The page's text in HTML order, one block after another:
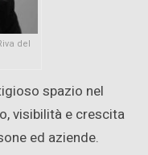
del
spazio nel
visibilità e crescita
ed aziende.